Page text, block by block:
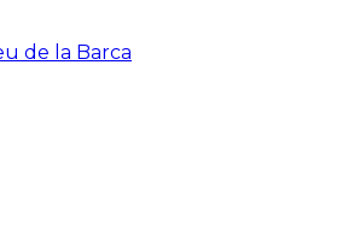
de la Barca